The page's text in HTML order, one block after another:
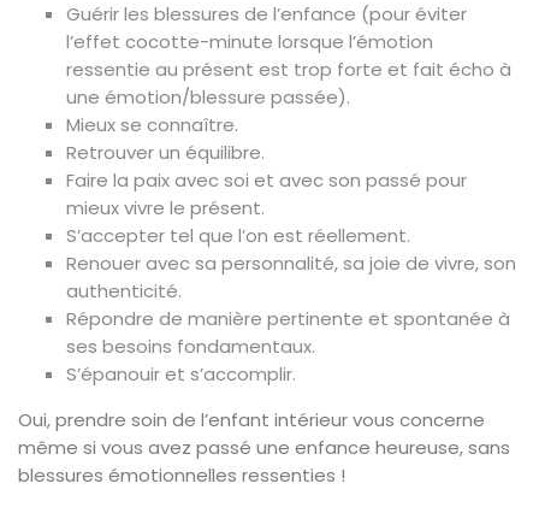
Guérir les blessures de l’enfance (pour éviter
l’effet cocotte-minute lorsque l’émotion
ressentie au présent est trop forte et fait écho à
une émotion/blessure passée).
Mieux se connaître.
Retrouver un équilibre.
Faire la paix avec soi et avec son passé pour
mieux vivre le présent.
S’accepter tel que l’on est réellement.
Renouer avec sa personnalité, sa joie de vivre, son
authenticité.
Répondre de manière pertinente et spontanée à
ses besoins fondamentaux.
S’épanouir et s’accomplir.
Oui, prendre soin de l’enfant intérieur vous concerne
même si vous avez passé une enfance heureuse, sans
blessures émotionnelles ressenties !